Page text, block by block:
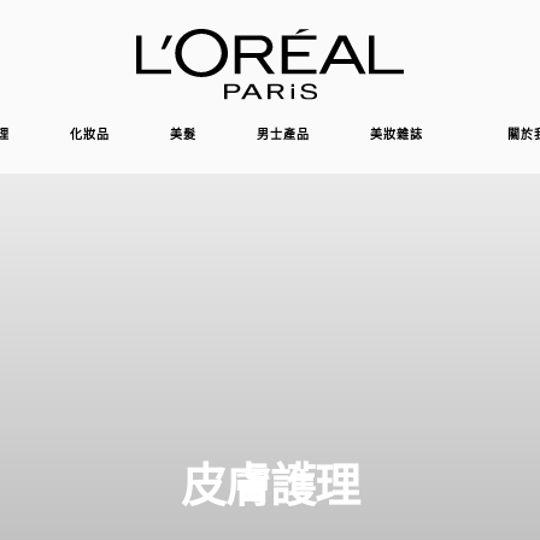
化妝品 美髮 男士產品 美妝雜誌 關於
皮膚護理